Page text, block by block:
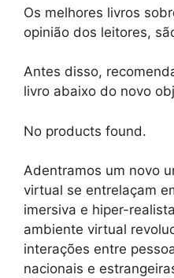
Os melhores livros
opinião dos leitores,
Antes disso,
livro abaixo do novo
No products found.
Adentramos um novo
virtual se entrelaçam
imersiva e hiper-
ambiente virtual
interações entre
nacionais e